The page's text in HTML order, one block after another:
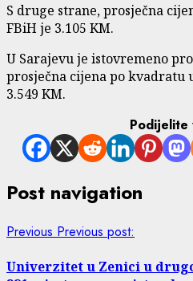
S druge strane, prosječna
FBiH je 3.105 KM.
U Sarajevu je istovremeno
prosječna cijena po kvadratu
3.549 KM.
Podijelite
Post navigation
Previous Previous post:
Univerzitet u Zenici u